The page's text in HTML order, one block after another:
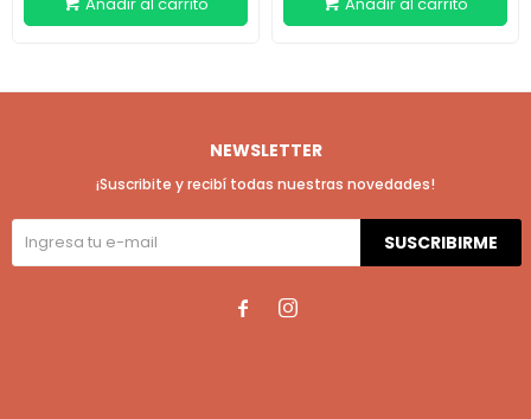
NEWSLETTER
¡Suscribite y recibí todas nuestras novedades!
SUSCRIBIRME
 